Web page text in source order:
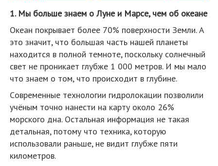
1. Мы больше знаем о Луне и Марсе, чем об океане
Океан покрывает более 70% поверхности Земли. А
это значит, что большая часть нашей планеты
находится в полной темноте, поскольку солнечный
свет не проникает глубже 1 000 метров. И мы мало
что знаем о том, что происходит в глубине.
Cовременные технологии гидролокации позволили
учёным точно нанести на карту около 26%
морского дна. Остальная информация не такая
детальная, потому что техника, которую
использовали раньше, не видит глубже пяти
километров.